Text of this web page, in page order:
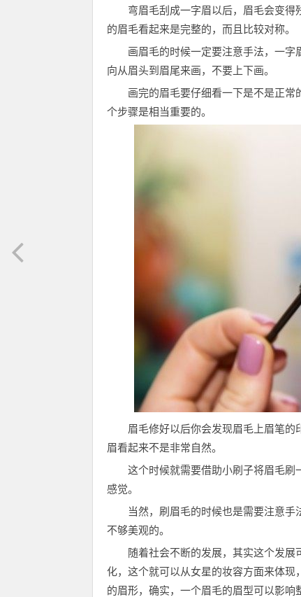
弯眉毛刮成一字眉以后，眉毛会变得
的眉毛看起来是完整的，而且比较对称。
画眉毛的时候一定要注意手法，一
向从眉头到眉尾来画，不要上下画。
画完的眉毛要仔细看一下是不是正
个步骤是相当重要的。
眉毛修好以后你会发现眉毛上眉笔
眉看起来不是非常自然。
这个时候就需要借助小刷子将眉毛
感觉。
当然，刷眉毛的时候也是需要注意
不够美观的。
随着社会不断的发展，其实这个发
化，这个就可以从女星的妆容方面来体现
的眉形，确实，一个眉毛的眉型可以影响